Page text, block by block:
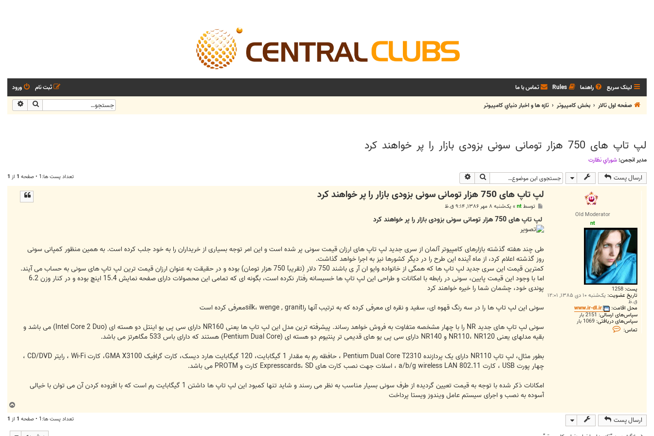
لینک سریع راهنما Rules تماس با ما ورود
ثبت نام
صفحه اول تالار
بخش كامپيوتر تازه ها و اخبار دنياي کامپيوتر جستجو
لپ تاپ های 750 هزار تومانی سونی بزودی بازار را پر خواهند کرد
مدیر انجمن: شوراي نظارت
ارسال پست جستجو تعداد پست ها:1 • صفحه 1 از 1
Old Moderator
nt
پست: 1258
تاریخ عضویت: یک‌شنبه ۱۰ دی ۱۳۸۵, ۱۲:۰۱
ق.ظ
محل اقامت: www.ir-dl.ir
سپاس‌های ارسالی:2151 بار
سپاس‌های دریافتی: 1069 بار
تماس:
ت
لپ تاپ های 750 هزار تومانی سونی بزودی بازار را پر خواهند کرد
ت
توسطnt
» یک‌شنبه ۸ مهر ۱۳۸۶, ۹:۱۴ ق.ظ
لپ تاپ های 750 هزار تومانی سونی بزودی بازار را پر خواهند کرد
طی چند هفته گذشته بازارهای کامپیوتر آلمان از سری جدید لپ تاپ های ارزان قیمت سونی پر شده است و این امر توجه بسیاری از خریداران را به خود جلب کرده است. به همین منظور کمپانی سونی
روز گذشته اعلام کرد، از ماه آینده این طرح را در دیگر کشورها نیز به اجرا خواهد گذاشت.
کمترین قیمت این سری جدید لپ تاپ ها که همگی از خانواده وایو ان آر ی باشند 750 دلار (تقریبآ 750 هزار تومان) بوده و در حقیقت به عنوان ارزان قیمت ترین لپ تاپ های سونی به حساب می آیند.
اما با وجود این قیمت پایین، سونی در رابطه با امکانات و طراحی این لپ تاپ ها خسیسانه رفتار نکرده است، بگونه ای که تمامی این محصولات دارای صفحه نمایش 15.4 اینچ بوده و در کنار وزن 6.2
پوندی خود، چشمان شما را خیره خواهند کرد
سونی این لپ تاپ ها را در سه رنگ قهوه ای، سفید و نقره ای معرفی کرده که به ترتیب آنها راsilk، wenge , granitمعرفی کرده است
سونی لپ تاپ های جدید NR را با چهار مشخصه متفاوت به فروش خواهد رساند. پیشرفته ترین مدل این لپ تاپ ها یعنی NR160 دارای سی پی یو اینتل دو هسته ای (Intel Core 2 Duo) می باشد و
بقیه مدلهای یعنی NR110، NR120 و NR140 دارای سی پی یو های قدیمی تر پنتیوم دو هسته ای (Pentium Dual Core) هستند که دارای باس 533 مگاهرتز می باشد.
بطور مثال، لپ تاپ NR110 دارای یک پردازنده Pentium Dual Core T2310 ، حافظه رم به مقدار 1 گیگابایت، 120 گیگابایت هارد دیسک، کارت گرافیک GMA X3100، کارت Wi-Fi ، رایتر CD/DVD ،
چهار پورت USB ، کارت a/b/g wireless LAN 802.11 ، اسلات جهت نصب کارت های Expresscards، SD کارت و PROTM می باشد.
امکانات ذکر شده با توجه به قیمت تعیین گردیده از طرف سونی بسیار مناسب به نظر می رسند و شاید تنها کمبود این لپ تاپ ها داشتن 1 گیگابایت رم است که با افزوده کردن آن می توان با خیالی
آسوده به نصب و اجرای سیستم عامل ویندوز ویستا پرداخت
ا
ارسال پست تعداد پست ها:1 • صفحه 1 از 1